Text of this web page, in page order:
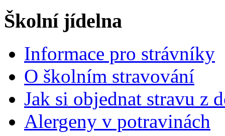
Školní jídelna
Informace pro strávníky
O školním stravování
Jak si objednat stravu z
Alergeny v potravinách